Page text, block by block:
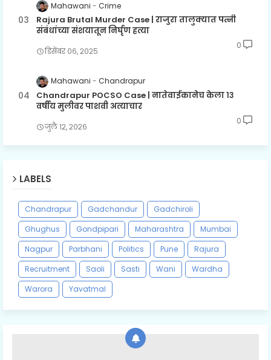
Mahawani Crime
Rajura Brutal Murder Case | राजुरा तालुक्यात पत्नी
संबंधांच्या संशयातून निर्घृण हत्या
डिसेंबर ०६, २०२५
0
Mahawani Chandrapur
Chandrapur POCSO Case | नातेवाईकानेच केला १३
वर्षीय मुलीवर पाशवी अत्याचार
जुलै १२, २०२६
0
LABELS
Chandrapur Gadchandur
Gadchiroli
Ghughus
Gondpipari Maharashtra
Mumbai
Nagpur
Parbhani Politics Pune
Rajura
Recruitment
Saoli Sasti Wani
Wardha
Warora
Yavatmal